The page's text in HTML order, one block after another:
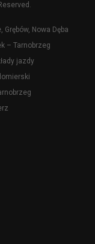
Nowa Dęba
– Tarnobrzeg
jazdy